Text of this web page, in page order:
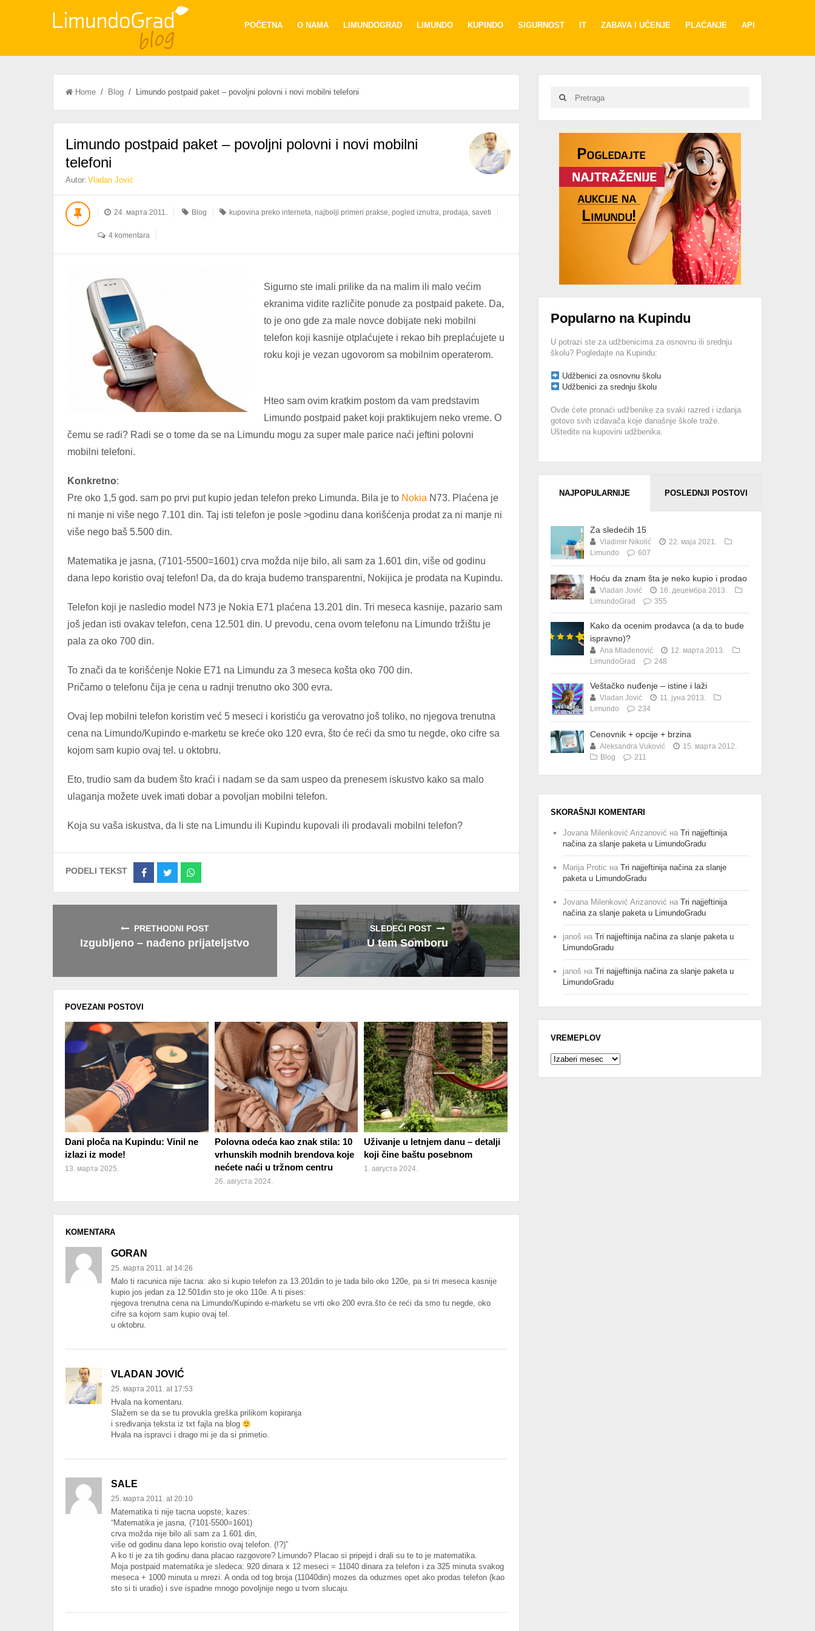
POČETNA O NAMA LIMUNDOGRAD LIMUNDO KUPINDO SIGURNOST IT ZABAVA I UČENJE PLAĆANJE API
Home / Blog / Limundo postpaid paket – povoljni polovni i novi mobilni telefoni
Limundo postpaid paket – povoljni polovni i novi mobilni
telefoni
Autor: Vladan Jović
24. марта 2011. Blog kupovina preko interneta, najbolji primeri prakse, pogled iznutra, prodaja, saveti
4 komentara
Sigurno ste imali prilike da na malim ili malo većim
ekranima vidite različite ponude za postpaid pakete. Da,
to je ono gde za male novce dobijate neki mobilni
telefon koji kasnije otplaćujete i rekao bih preplaćujete u
roku koji je vezan ugovorom sa mobilnim operaterom.
Hteo sam ovim kratkim postom da vam predstavim
Limundo postpaid paket koji praktikujem neko vreme. O
čemu se radi? Radi se o tome da se na Limundu mogu za super male parice naći jeftini polovni
mobilni telefoni.
Konkretno:
Pre oko 1,5 god. sam po prvi put kupio jedan telefon preko Limunda. Bila je to Nokia N73. Plaćena je
ni manje ni više nego 7.101 din. Taj isti telefon je posle >godinu dana korišćenja prodat za ni manje ni
više nego baš 5.500 din.
Matematika je jasna, (7101-5500=1601) crva možda nije bilo, ali sam za 1.601 din, više od godinu
dana lepo koristio ovaj telefon! Da, da do kraja budemo transparentni, Nokijica je prodata na Kupindu.
Telefon koji je nasledio model N73 je Nokia E71 plaćena 13.201 din. Tri meseca kasnije, pazario sam
još jedan isti ovakav telefon, cena 12.501 din. U prevodu, cena ovom telefonu na Limundo tržištu je
pala za oko 700 din.
To znači da te korišćenje Nokie E71 na Limundu za 3 meseca košta oko 700 din.
Pričamo o telefonu čija je cena u radnji trenutno oko 300 evra.
Ovaj lep mobilni telefon koristim već 5 meseci i koristiću ga verovatno još toliko, no njegova trenutna
cena na Limundo/Kupindo e-marketu se kreće oko 120 evra, što će reći da smo tu negde, oko cifre sa
kojom sam kupio ovaj tel. u oktobru.
Eto, trudio sam da budem što kraći i nadam se da sam uspeo da prenesem iskustvo kako sa malo
ulaganja možete uvek imati dobar a povoljan mobilni telefon.
Koja su vaša iskustva, da li ste na Limundu ili Kupindu kupovali ili prodavali mobilni telefon?
PODELI TEKST
Share
Facebook
Share
TwitterWhatsapp
PRETHODNI POST
Izgubljeno – nađeno prijateljstvo
SLEDEĆI POST
U tem Somboru
POVEZANI POSTOVI
Dani ploča na Kupindu: Vinil ne
izlazi iz mode!
13. марта 2025.
Polovna odeća kao znak stila: 10
vrhunskih modnih brendova koje
nećete naći u tržnom centru
26. августа 2024.
Uživanje u letnjem danu – detalji
koji čine baštu posebnom
1. августа 2024.
KOMENTARA
GORAN
25. марта 2011. at 14:26
Malo ti racunica nije tacna: ako si kupio telefon za 13.201din to je tada bilo oko 120e, pa si tri meseca kasnije
kupio jos jedan za 12.501din sto je oko 110e. A ti pises:
njegova trenutna cena na Limundo/Kupindo e-marketu se vrti oko 200 evra.što će reći da smo tu negde, oko
cifre sa kojom sam kupio ovaj tel.
u oktobru.
VLADAN JOVIĆ
25. марта 2011. at 17:53
Hvala na komentaru.
Slažem se da se tu provukla greška prilikom kopiranja
i sređivanja teksta iz txt fajla na blog
Hvala na ispravci i drago mi je da si primetio.
SALE
25. марта 2011. at 20:10
Matematika ti nije tacna uopste, kazes:
“Matematika je jasna, (7101-5500=1601)
crva možda nije bilo ali sam za 1.601 din,
više od godinu dana lepo koristio ovaj telefon. (!?)”
A ko ti je za tih godinu dana placao razgovore? Limundo? Placao si pripejd i drali su te to je matematika.
Moja postpaid matematika je sledeca: 920 dinara x 12 meseci = 11040 dinara za telefon i za 325 minuta svakog
meseca + 1000 minuta u mrezi. A onda od tog broja (11040din) mozes da oduzmes opet ako prodas telefon (kao
sto si ti uradio) i sve ispadne mnogo povoljnije nego u tvom slucaju.
for:
Search
Popularno na Kupindu
U potrazi ste za udžbenicima za osnovnu ili srednju
školu? Pogledajte na Kupindu:
Udžbenici za osnovnu školu
Udžbenici za srednju školu
Ovde ćete pronaći udžbenike za svaki razred i izdanja
gotovo svih izdavača koje današnje škole traže.
Uštedite na kupovini udžbenika.
NAJPOPULARNIJE POSLEDNJI POSTOVI
Za sledećih 15
Vladimir Nikolić
22. маја 2021.
Limundo
607
Hoću da znam šta je neko kupio i prodao
Vladan Jović
16. децембра 2013.
LimundoGrad
355
Kako da ocenim prodavca (a da to bude
ispravno)?
Ana Mladenović
12. марта 2013.
LimundoGrad
248
Veštačko nuđenje – istine i laži
Vladan Jović
11. јуна 2013.
Limundo
234
Cenovnik + opcije + brzina
Aleksandra Vuković
15. марта 2012.
Blog
211
SKORAŠNJI KOMENTARI
Jovana Milenković Arizanović наTri najjeftinija
načina za slanje paketa u LimundoGradu
Marija Protic наTri najjeftinija načina za slanje
paketa u LimundoGradu
Jovana Milenković Arizanović наTri najjeftinija
načina za slanje paketa u LimundoGradu
janoš наTri najjeftinija načina za slanje paketa u
LimundoGradu
janoš наTri najjeftinija načina za slanje paketa u
LimundoGradu
VREMEPLOV
Vremeplov